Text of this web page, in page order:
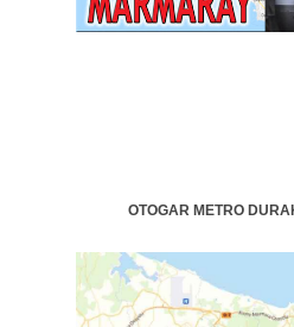
OTOGAR METRO